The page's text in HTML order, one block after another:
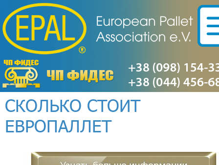
СКОЛЬКО СТОИТ
ЕВРОПАЛЛЕТ